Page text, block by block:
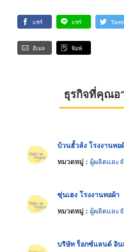
แชร์ แชร์
อีเมล พิมพ์
ธุรกิจที่คุณอ
บ้วนฮั้วล้ง โรงงานทอ
หมวดหมู่ : ผู้ผลิตและ
ซุ่นเฮง โรงงานทอผ้า
หมวดหมู่ : ผู้ผลิตและ
บริษัท ร็อกซ์แลนด์ อิ